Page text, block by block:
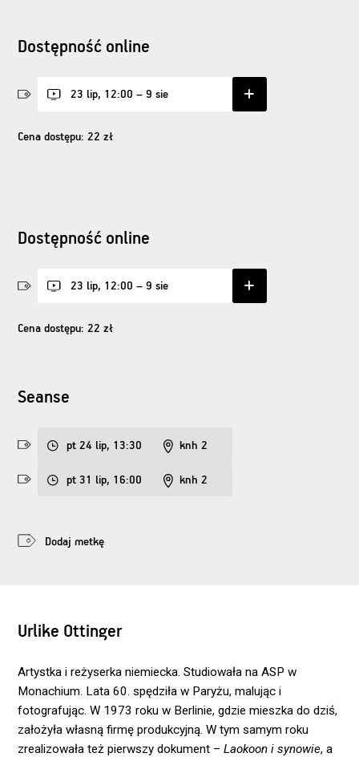
Dostępność online
23 lip, 12:00 – 9 sie
Cena dostępu: 22 zł
Dostępność online
23 lip, 12:00 – 9 sie
Cena dostępu: 22 zł
Seanse
pt 24 lip, 13:30 knh 2
pt 31 lip, 16:00 knh 2
Dodaj metkę
Urlike Ottinger
Artystka i reżyserka niemiecka. Studiowała na ASP w
Monachium. Lata 60. spędziła w Paryżu, malując i
fotografując. W 1973 roku w Berlinie, gdzie mieszka do dziś,
założyła własną firmę produkcyjną. W tym samym roku
zrealizowała też pierwszy dokument –Laokoon i synowie, a